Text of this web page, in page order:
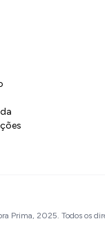
Prima, 2025. Todos os